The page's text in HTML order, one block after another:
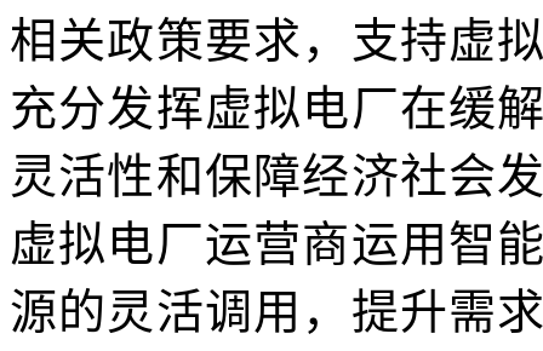
相关政策要求，支持虚
充分发挥虚拟电厂在缓
灵活性和保障经济社会
虚拟电厂运营商运用智
源的灵活调用，提升需